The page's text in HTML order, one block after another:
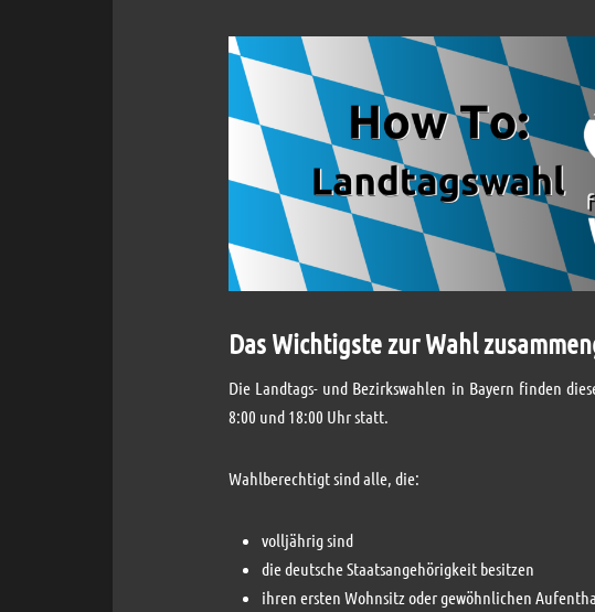
Das Wichtigste zur Wahl
Die Landtags- und Bezirkswahlen in Bayern finden
8:00 und 18:00 Uhr statt.
Wahlberechtigt sind alle, die:
volljährig sind
die deutsche Staatsangehörigkeit besitzen
ihren ersten Wohnsitz oder gewöhnlichen